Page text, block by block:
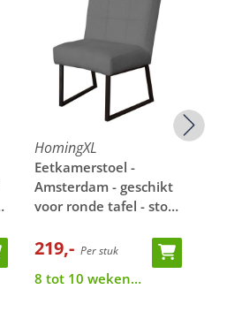
HomingXL
Eetkamerstoel -
Amsterdam - geschikt
voor ronde tafel - stof
23
219,- Per stuk
8 tot 10 weken